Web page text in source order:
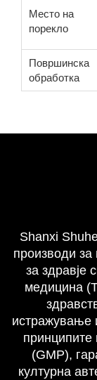
Место на
порекло
Површинска
обработка
Shanxi
производи за
за здравје
медицина
истражување
принципите
(GMP),
културна